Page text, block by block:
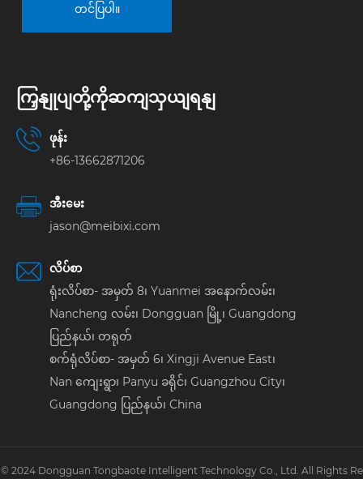
တင်ပြပါ။
ကြှနျုပျတို့ကိုဆကျသှယျရနျ
ဖုန်း
+86-13662871206
အီးမေး
jason@meibixi.com
လိပ်စာ
ရုံးလိပ်စာ- အမှတ် 8၊ Yuanmei အနောက်လမ်း၊
Nancheng လမ်း၊ Dongguan မြို့၊ Guangdong
ပြည်နယ်၊ တရုတ်
စက်ရုံလိပ်စာ- အမှတ် 6၊ Xingji Avenue East၊
Nan ကျေးရွာ၊ Panyu ခရိုင်၊ Guangzhou City၊
Guangdong ပြည်နယ်၊ China
2024 Dongguan Tongbaote Intelligent Technology Co., Ltd. All Rights